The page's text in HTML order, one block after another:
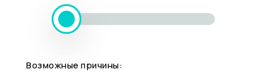
Возможные причины: